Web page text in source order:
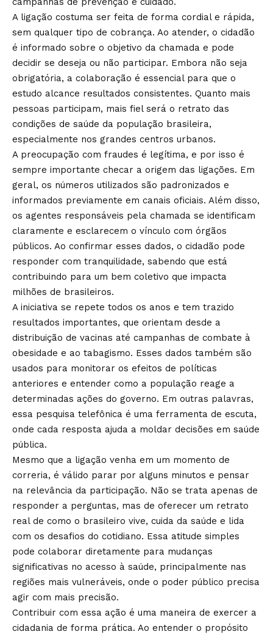
A ligação costuma ser feita de forma cordial e rápida,
sem qualquer tipo de cobrança. Ao atender, o cidadão
é informado sobre o objetivo da chamada e pode
decidir se deseja ou não participar. Embora não seja
obrigatória, a colaboração é essencial para que o
estudo alcance resultados consistentes. Quanto mais
pessoas participam, mais fiel será o retrato das
condições de saúde da população brasileira,
especialmente nos grandes centros urbanos.
A preocupação com fraudes é legítima, e por isso é
sempre importante checar a origem das ligações. Em
geral, os números utilizados são padronizados e
informados previamente em canais oficiais. Além disso,
os agentes responsáveis pela chamada se identificam
claramente e esclarecem o vínculo com órgãos
públicos. Ao confirmar esses dados, o cidadão pode
responder com tranquilidade, sabendo que está
contribuindo para um bem coletivo que impacta
milhões de brasileiros.
A iniciativa se repete todos os anos e tem trazido
resultados importantes, que orientam desde a
distribuição de vacinas até campanhas de combate à
obesidade e ao tabagismo. Esses dados também são
usados para monitorar os efeitos de políticas
anteriores e entender como a população reage a
determinadas ações do governo. Em outras palavras,
essa pesquisa telefônica é uma ferramenta de escuta,
onde cada resposta ajuda a moldar decisões em saúde
pública.
Mesmo que a ligação venha em um momento de
correria, é válido parar por alguns minutos e pensar
na relevância da participação. Não se trata apenas de
responder a perguntas, mas de oferecer um retrato
real de como o brasileiro vive, cuida da saúde e lida
com os desafios do cotidiano. Essa atitude simples
pode colaborar diretamente para mudanças
significativas no acesso à saúde, principalmente nas
regiões mais vulneráveis, onde o poder público precisa
agir com mais precisão.
Contribuir com essa ação é uma maneira de exercer a
cidadania de forma prática. Ao entender o propósito